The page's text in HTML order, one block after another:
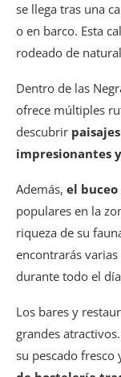
se llega tras una
o en barco. Esta
rodeado de
Dentro de las
ofrece múltiples
descubrir
impresionantes
Además, el
populares en la
riqueza de su
encontrarás
durante todo el
Los bares y
grandes
su pescado fresco